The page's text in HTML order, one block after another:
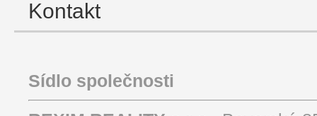
Kontakt
Sídlo společnosti